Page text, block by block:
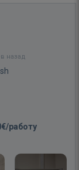
назад
работу